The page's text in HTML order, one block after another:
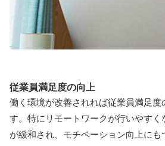
従業員満足度の向上
働く環境が改善されれば従業員満足度
す。特にリモートワークが行いやすく
が緩和され、モチベーション向上にも